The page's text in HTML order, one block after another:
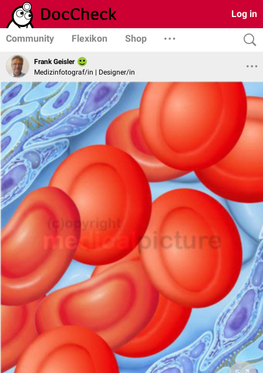
Log in
Community Flexikon Shop
Frank Geisler
Medizinfotograf/in | Designer/in